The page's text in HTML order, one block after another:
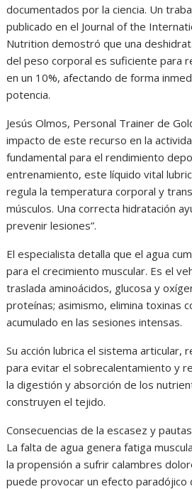
documentados por la ciencia. Un
publicado en el Journal of the
Nutrition demostró que una
del peso corporal es suficiente para
en un 10%, afectando de forma
potencia.
Jesús Olmos, Personal Trainer de
impacto de este recurso en la
fundamental para el rendimiento
entrenamiento, este líquido vital
regula la temperatura corporal y
músculos. Una correcta hidratación
prevenir lesiones”.
El especialista detalla que el agua
para el crecimiento muscular. Es el
traslada aminoácidos, glucosa y
proteínas; asimismo, elimina toxinas
acumulado en las sesiones intensas.
Su acción lubrica el sistema articular,
para evitar el sobrecalentamiento y
la digestión y absorción de los
construyen el tejido.
Consecuencias de la escasez y
La falta de agua genera fatiga
la propensión a sufrir calambres
puede provocar un efecto paradójico